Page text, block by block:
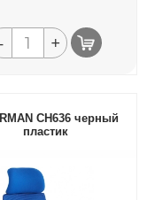
+
CH636 черный
пластик